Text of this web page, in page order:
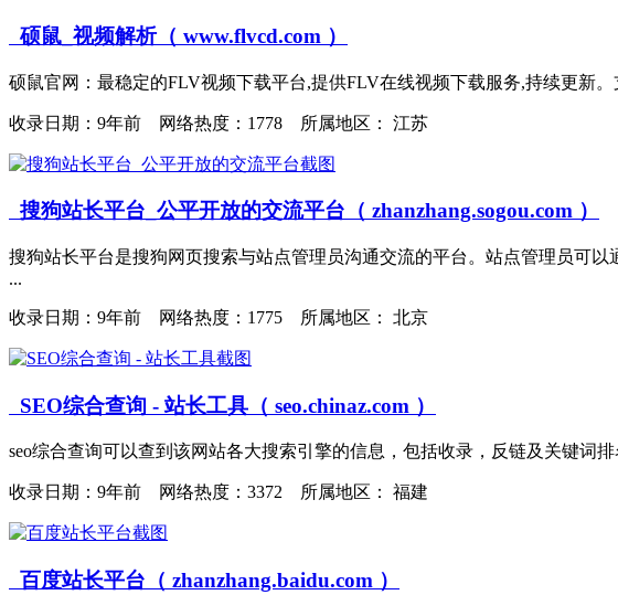
硕鼠_视频解析（ www.flvcd.com ）
硕鼠官网：最稳定的FLV视频下载平台,提供FLV在线视频下载服务,持续更新
收录日期： 9年前 网络热度：1778 所属地区： 江苏
搜狗站长平台_公平开放的交流平台（ zhanzhang.sogou.com ）
搜狗站长平台是搜狗网页搜索与站点管理员沟通交流的平台。站点管理员可
...
收录日期： 9年前 网络热度：1775 所属地区： 北京
SEO综合查询 - 站长工具（ seo.chinaz.com ）
seo综合查询可以查到该网站各大搜索引擎的信息，包括收录，反链及关键词
收录日期： 9年前 网络热度：3372 所属地区： 福建
百度站长平台（ zhanzhang.baidu.com ）